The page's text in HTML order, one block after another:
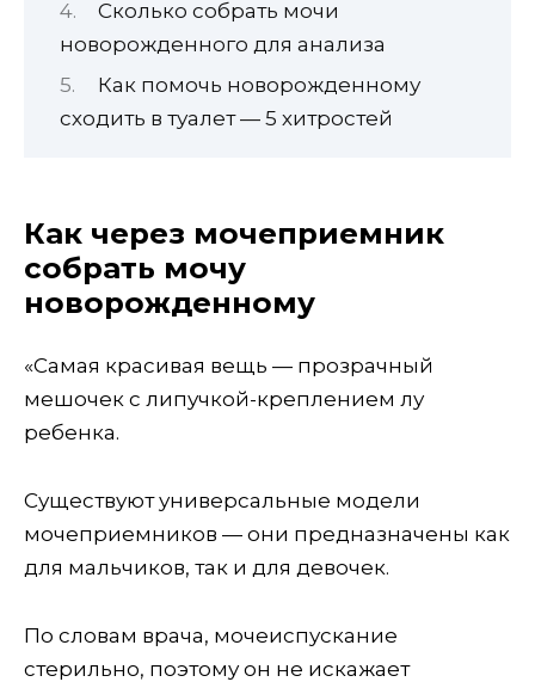
Сколько собрать мочи
новорожденного для анализа
Как помочь новорожденному
сходить в туалет — 5 хитростей
Как через мочеприемник
собрать мочу
новорожденному
«Самая красивая вещь — прозрачный
мешочек с липучкой-креплением лу
ребенка.
Существуют универсальные модели
мочеприемников — они предназначены как
для мальчиков, так и для девочек.
По словам врача, мочеиспускание
стерильно, поэтому он не искажает